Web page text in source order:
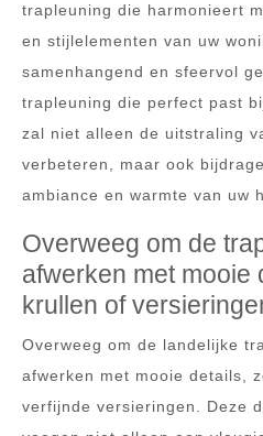
trapleuning die harmonieert
en stijlelementen van uw
samenhangend en sfeervol
trapleuning die perfect past
zal niet alleen de uitstraling
verbeteren, maar ook
ambiance en warmte van uw
Overweeg om de
afwerken met mooie
krullen of
Overweeg om de landelijke
afwerken met mooie details,
verfijnde versieringen. Deze